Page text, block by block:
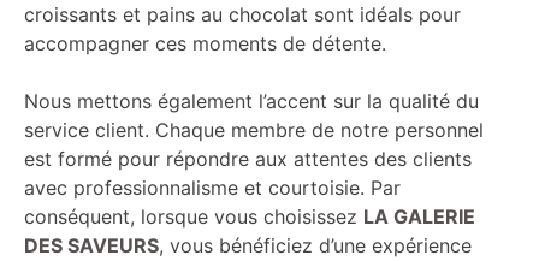
croissants et pains au chocolat sont idéals pour
accompagner ces moments de détente.
Nous mettons également l’accent sur la qualité du
service client. Chaque membre de notre personnel
est formé pour répondre aux attentes des clients
avec professionnalisme et courtoisie. Par
conséquent, lorsque vous choisissez LA GALERIE
DES SAVEURS, vous bénéficiez d’une expérience